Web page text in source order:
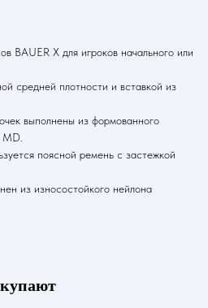
BAUER X для игроков начального или
средней плотности и вставкой из
выполнены из формованного
поясной ремень с застежкой
из износостойкого нейлона